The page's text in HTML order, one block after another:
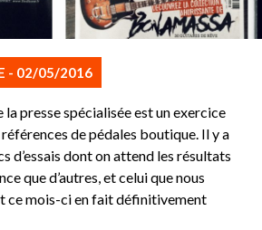
- 02/05/2016
la presse spécialisée est un exercice
de pédales boutique. Il y a
d’essais dont on attend les résultats
que d’autres, et celui que nous
ce mois-ci en fait définitivement